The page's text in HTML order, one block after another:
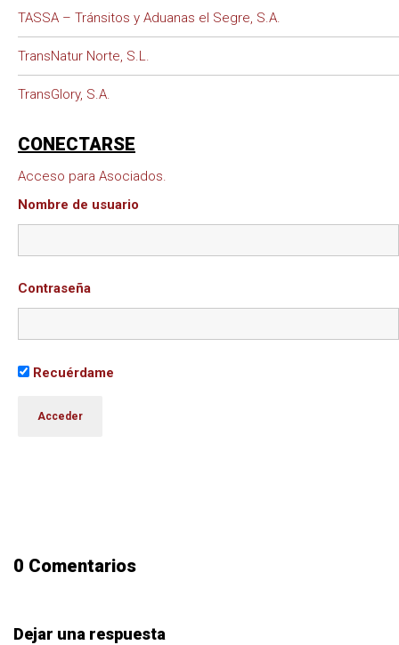
TASSA – Tránsitos y Aduanas el Segre, S.A.
TransNatur Norte, S.L.
TransGlory, S.A.
CONECTARSE
Acceso para Asociados.
Nombre de usuario
Contraseña
Recuérdame
0 Comentarios
Dejar una respuesta